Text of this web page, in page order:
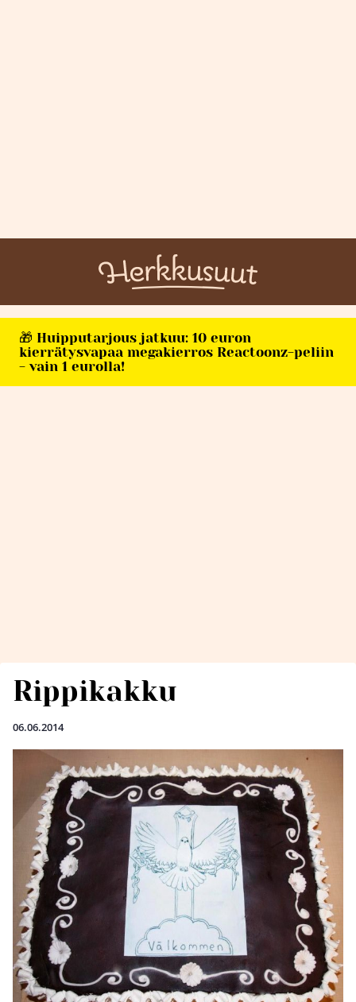
🎁 Huipputarjous jatkuu: 10 euron
kierrätysvapaa megakierros Reactoonz-peliin
- vain 1 eurolla!
Rippikakku
06.06.2014